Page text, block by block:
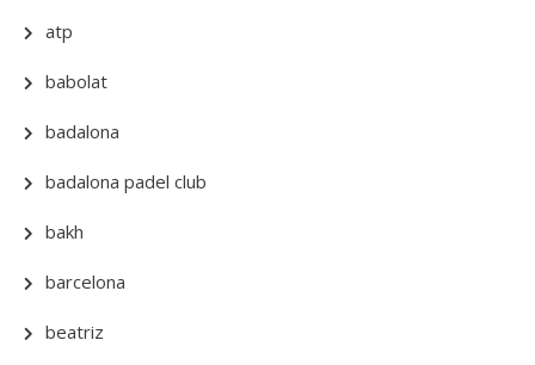
atp
babolat
badalona
badalona padel club
bakh
barcelona
beatriz